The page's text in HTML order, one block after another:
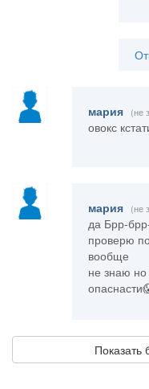
мария (не
овокс
мария (не
да Брр-
проверю
вообще
не знаю